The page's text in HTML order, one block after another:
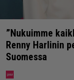
”Nukuimme
Renny Harlinin
Suomessa